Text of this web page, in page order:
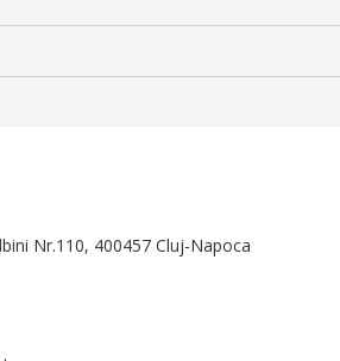
Nr.110, 400457 Cluj-Napoca